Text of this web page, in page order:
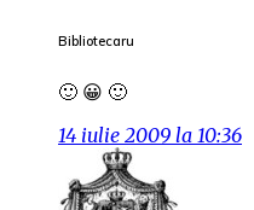
Bibliotecaru
🙂 😀 🙂
14 iulie 2009 la 10:36